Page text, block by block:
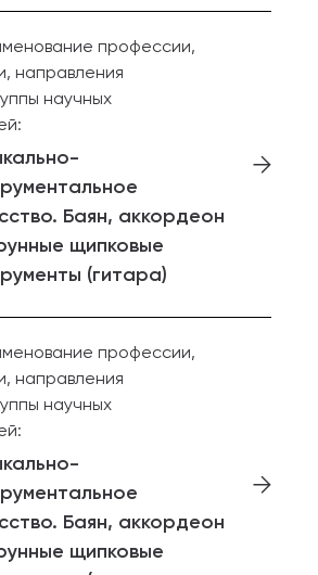
профессии,
направления
научных
Баян, аккордеон
щипковые
(гитара)
профессии,
направления
научных
Баян, аккордеон
щипковые